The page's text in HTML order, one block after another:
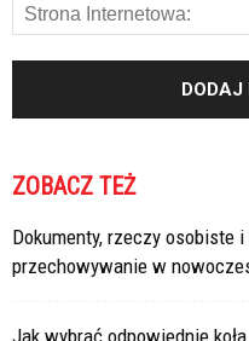
ZOBACZ TEŻ
Dokumenty, rzeczy osobiste
przechowywanie w
Jak wybrać odpowiednie